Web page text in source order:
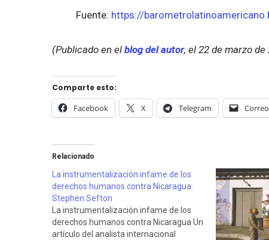
Fuente: https://
(Publicado en el blog del autor, el 22 de marzo de
Comparte esto:
Facebook X Telegram
Relacionado
La instrumentalización infame de los
derechos humanos contra Nicaragua.
Stephen Sefton
La instrumentalización infame de los
derechos humanos contra Nicaragua Un
artículo del analista internacional